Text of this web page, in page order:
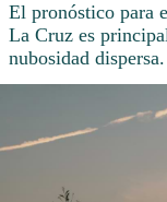
El pronóstico para
La Cruz es
nubosidad dispersa.